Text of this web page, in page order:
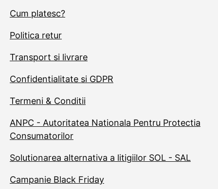
Cum platesc?
Politica retur
Transport si livrare
Confidentialitate si GDPR
Termeni & Conditii
ANPC - Autoritatea Nationala Pentru Protectia
Consumatorilor
Solutionarea alternativa a litigiilor SOL - SAL
Campanie Black Friday